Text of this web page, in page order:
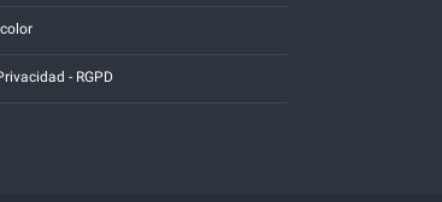
- RGPD